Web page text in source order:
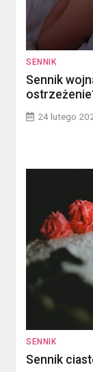
SENNIK
Sennik
24 lutego
SENNIK
Sennik